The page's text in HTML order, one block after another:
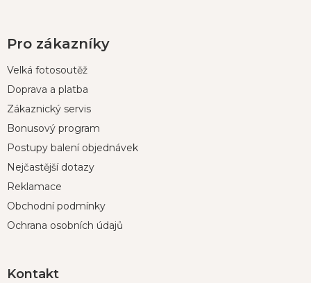
Pro zákazníky
Velká fotosoutěž
Doprava a platba
Zákaznický servis
Bonusový program
Postupy balení objednávek
Nejčastější dotazy
Reklamace
Obchodní podmínky
Ochrana osobních údajů
Kontakt